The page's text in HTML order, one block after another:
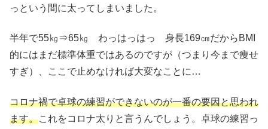
っという間に太ってしまいました。
半年で55㎏⇒65㎏ わっはっはっ 身長169㎝だからBMI
的にはまだ標準体重ではあるのですが（つまり今まで痩せ
すぎ）、ここで止めなければ大変なことに…
コロナ禍で卓球の練習ができないのが一番の要因と思われ
ます。これをコロナ太りと言うんでしょう。卓球の練習っ